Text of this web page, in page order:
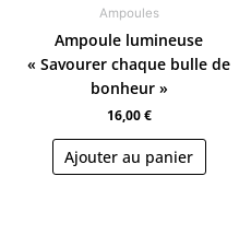
Ampoules
Ampoule lumineuse
« Savourer chaque bulle de
bonheur »
16,00€
Ajouter au panier